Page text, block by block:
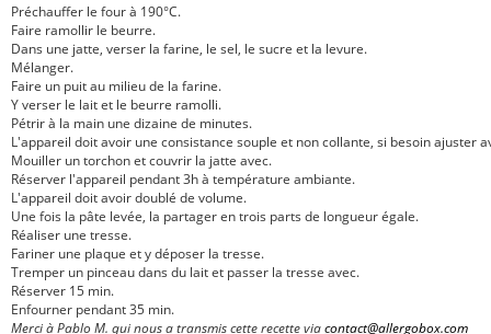
Préchauffer le four à 190°C.
Faire ramollir le beurre.
Dans une jatte, verser la farine, le sel, le sucre et la levure.
Mélanger.
Faire un puit au milieu de la farine.
Y verser le lait et le beurre ramolli.
Pétrir à la main une dizaine de minutes.
L'appareil doit avoir une consistance souple et non collante, si besoin ajuster
Mouiller un torchon et couvrir la jatte avec.
Réserver l'appareil pendant 3h à température ambiante.
L'appareil doit avoir doublé de volume.
Une fois la pâte levée, la partager en trois parts de longueur égale.
Réaliser une tresse.
Fariner une plaque et y déposer la tresse.
Tremper un pinceau dans du lait et passer la tresse avec.
Réserver 15 min.
Enfourner pendant 35 min.
Merci à Pablo M. qui nous a transmis cette recette viacontact@allergobox.com